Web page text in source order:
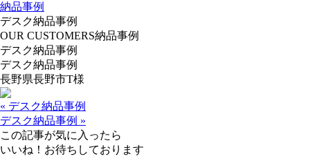
納品事例
デスク納品事例
OUR CUSTOMERS納品事例
デスク納品事例
デスク納品事例
長野県長野市T様
« デスク納品事例
デスク納品事例 »
この記事が気に入ったら
いいね！お待ちしております